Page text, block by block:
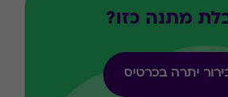
מתנה כזו?
יתרה בכרטיס